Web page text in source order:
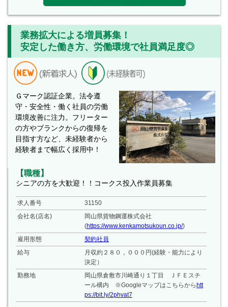
業務拡大による増員募集！
安定した働き方、労働環境で社員満足度◎
Ｇマーク認証企業。法令遵
守・安全性・働く社員の労働
環境改善に注力。フリーター
の方やブランクからの復帰を
目指す方など、未経験者から
経験者まで幅広く採用中！
【職種】
シニアの方を大歓迎！！コークス投入作業員募集
求人番号
31150
会社名(店名)
岡山県貨物鋼運株式会社
(https://www.kenkamotsukoun.co.jp/)
雇用形態
契約社員
給与
月収約２８０，０００円(経験・能力により
決定）
勤務地
岡山県倉敷市川崎通り１丁目 ＪＦＥスチ
ール構内 ※Googleマップはこちらから htt
ps://bit.ly/2phvat7